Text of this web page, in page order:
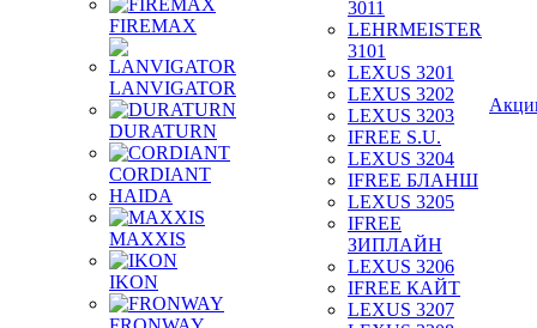
FIREMAX
LANVIGATOR
DURATURN
CORDIANT
HAIDA
MAXXIS
IKON
3011
LEHRMEISTER
3101
LEXUS 3201
LEXUS 3202
LEXUS 3203
IFREE S.U.
LEXUS 3204
IFREE БЛАНШ
LEXUS 3205
IFREE
ЗИПЛАЙН
LEXUS 3206
IFREE КАЙТ
LEXUS 3207